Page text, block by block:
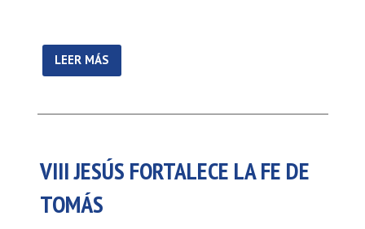
LEER MÁS
VIII JESÚS FORTALECE LA FE DE
TOMÁS